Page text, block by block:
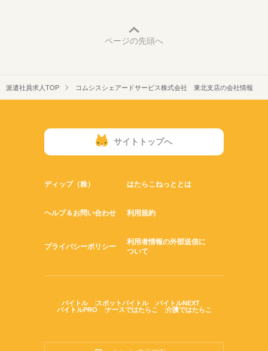
ページの先頭へ
派遣社員求人TOP コムシスシェアードサービス株式会社 東北支店の会社情報
サイトトップへ
ディップ（株） はたらこねっととは
ヘルプ＆お問い合わせ 利用規約
プライバシーポリシー
利用者情報の外部送信に
ついて
バイトル スポットバイトル
バイトルNEXT
バイトルPRO
ナースではたらこ 介護ではたらこ